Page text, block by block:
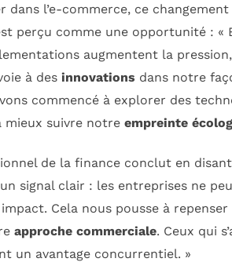
dans l’e-commerce, ce changement
perçu comme une opportunité : «
augmentent la
à des innovations dans notre
commencé à explorer des
mieux suivre notre empreinte
de la finance conclut en disant
signal clair : les entreprises ne
Cela nous pousse à repenser
approche commerciale. Ceux qui
un avantage concurrentiel. »